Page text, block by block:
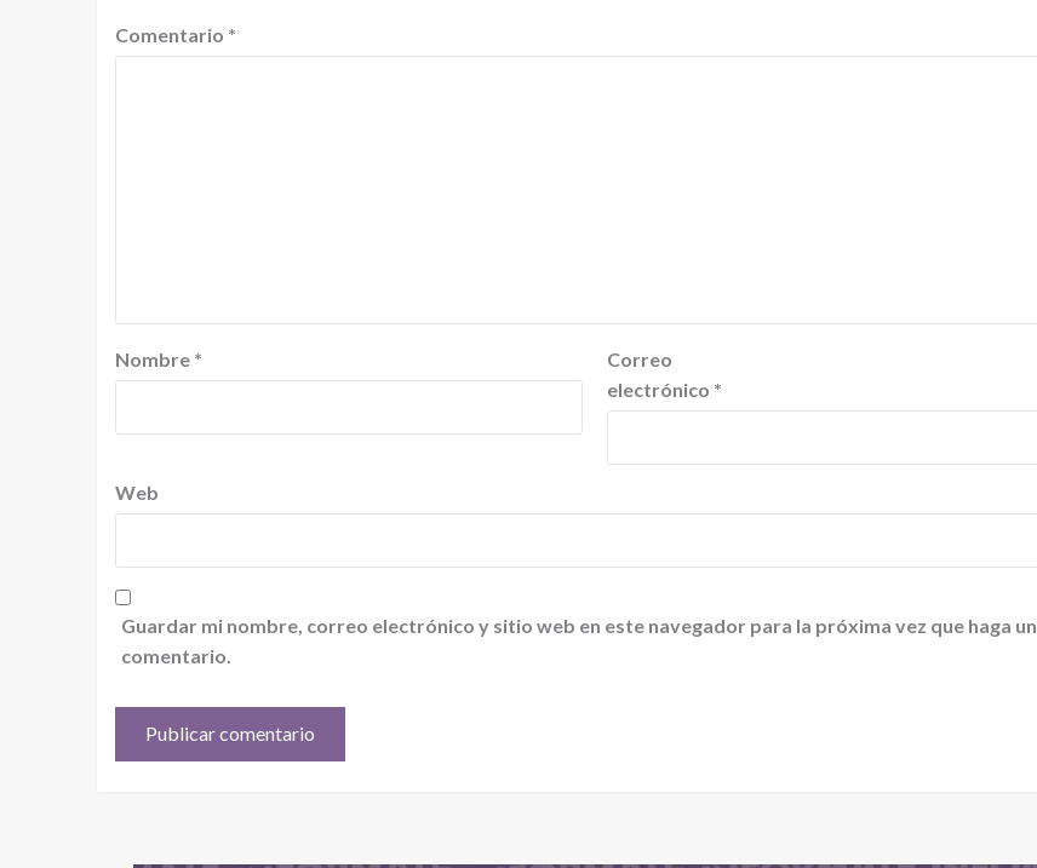
Comentario *
Nombre *
Correo
electrónico *
Web
Guardar mi nombre, correo electrónico y sitio web en este navegador para la próxima vez que haga un
comentario.